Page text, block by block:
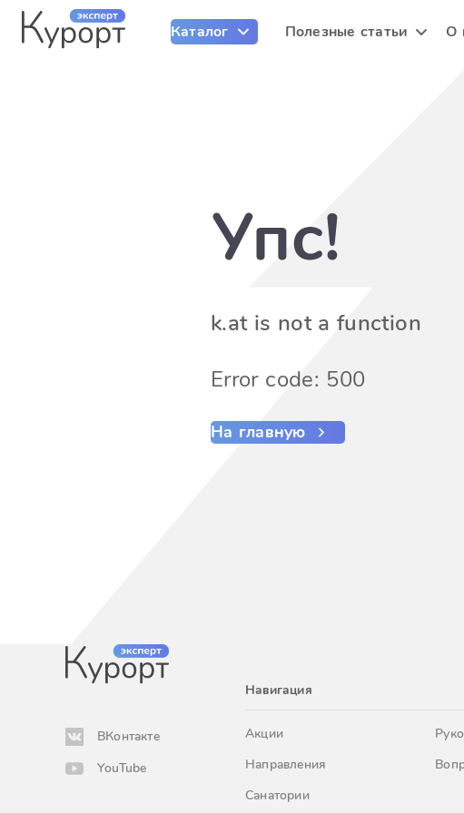
Каталог Полезные статьи О
Упс!
k.at is not a function
Error code: 500
На главную
ВКонтакте
YouTube
Навигация
Акции
Направления
Санатории